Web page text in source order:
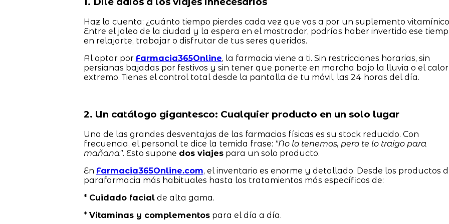
Haz la cuenta: ¿cuánto tiempo pierdes cada vez que vas a por un suplemento
Entre el jaleo de la ciudad y la espera en el mostrador, podrías haber invertido ese
en relajarte, trabajar o disfrutar de tus seres queridos.
Al optar por Farmacia365Online, la farmacia viene a ti. Sin restricciones horarias, sin
persianas bajadas por festivos y sin tener que ponerte en marcha bajo la lluvia o el calor
extremo. Tienes el control total desde la pantalla de tu móvil, las 24 horas del día.
2. Un catálogo gigantesco: Cualquier producto en un solo lugar
Una de las grandes desventajas de las farmacias físicas es su stock reducido. Con
frecuencia, el personal te dice la temida frase: "No lo tenemos, pero te lo traigo para
mañana". Esto supone dos viajespara un solo producto.
En Farmacia365Online.com, el inventario es enorme y detallado. Desde los productos
parafarmacia más habituales hasta los tratamientos más específicos de:
* Cuidado facialde alta gama.
* Vitaminas y complementospara el día a día.